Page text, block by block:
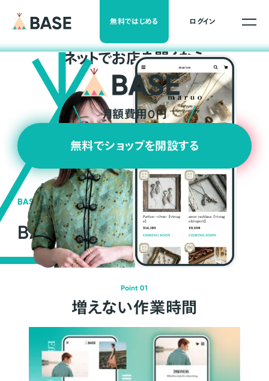
無料ではじめる ログイン
ネットでお店を開くなら
月額費用0円
無料でショップを開設する
BASEの強み
BASEが強い3つの理由
Point 01
増えない作業時間